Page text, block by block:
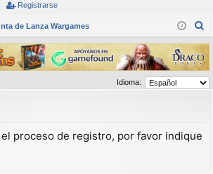
nti
fic
ar
se
ist
ra
rs
e
Registrarse
de Lanza Wargames
s
c
a
Idioma:
proceso de registro, por favor indique